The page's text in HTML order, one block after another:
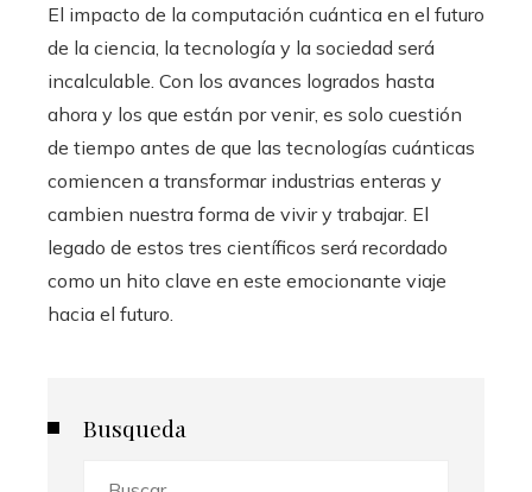
El impacto de la computación cuántica en el futuro
de la ciencia, la tecnología y la sociedad será
incalculable. Con los avances logrados hasta
ahora y los que están por venir, es solo cuestión
de tiempo antes de que las tecnologías cuánticas
comiencen a transformar industrias enteras y
cambien nuestra forma de vivir y trabajar. El
legado de estos tres científicos será recordado
como un hito clave en este emocionante viaje
hacia el futuro.
Busqueda